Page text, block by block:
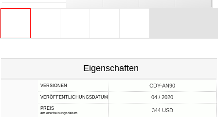
Eigenschaften
VERSIONEN CDY-AN90
VERÖFFENTLICHUNGSDATUM 04 / 2020
PREIS
am erscheinungsdatum 344 USD